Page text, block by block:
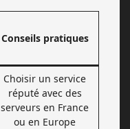
Conseils pratiques
Choisir un service
réputé avec des
serveurs en France
ou en Europe